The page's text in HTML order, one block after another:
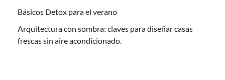
Básicos Detox para el verano
Arquitectura con sombra: claves para diseñar casas
frescas sin aire acondicionado.